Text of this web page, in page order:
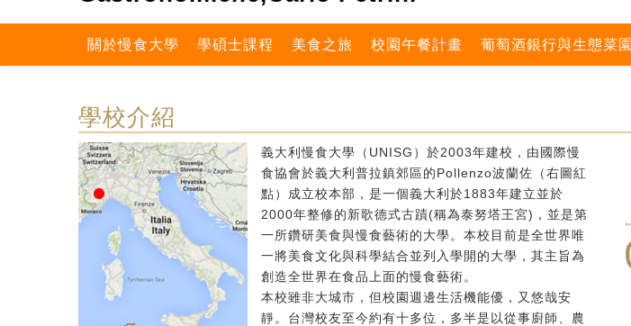
關於慢食大學 學碩士課程 美食之旅 校園午餐計畫 葡萄酒銀行與生態菜園
學校介紹
義大利慢食大學（UNISG）於2003年建校，由國際慢
食協會於義大利普拉鎮郊區的Pollenzo波蘭佐（右圖紅
點）成立校本部，是一個義大利於1883年建立並於
2000年整修的新歌德式古蹟(稱為泰努塔王宮)，並是第
一所鑽研美食與慢食藝術的大學。本校目前是全世界唯
一將美食文化與科學結合並列入學開的大學，其主旨為
創造全世界在食品上面的慢食藝術。
本校雖非大城市，但校園週邊生活機能優，又悠哉安
靜。台灣校友至今約有十多位，多半是以從事廚師、農